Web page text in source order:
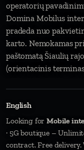
operatorių
Domina Mobilus
pradeda nuo
karto. Nemokamas
paštomatą Šiaulių
(orientacinis
English
Looking forMobile
· 5G boutique –
contract. Free